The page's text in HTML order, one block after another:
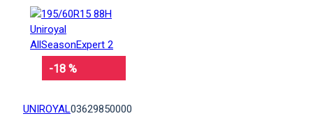
-18 %
UNIROYAL03629850000